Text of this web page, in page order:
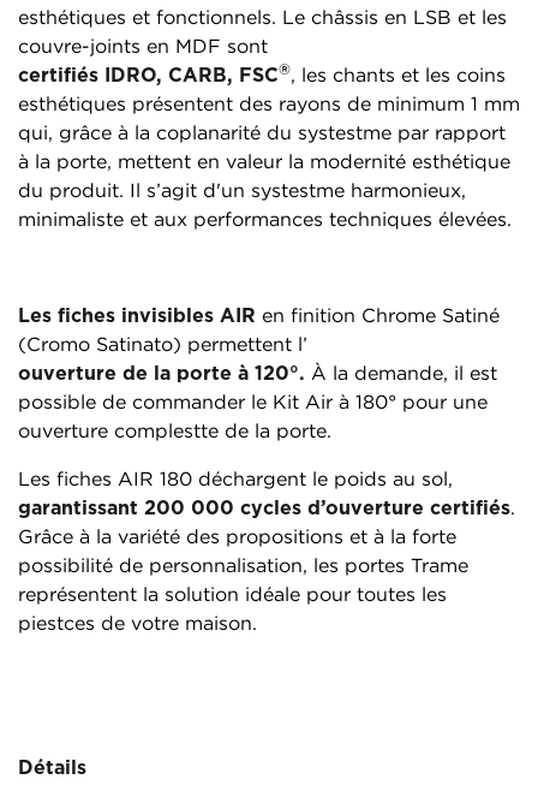
esthétiques et fonctionnels. Le châssis en LSB et les
couvre-joints en MDF sont
certifiés IDRO, CARB, FSC®, les chants et les coins
esthétiques présentent des rayons de minimum 1 mm
qui, grâce à la coplanarité du systestme par rapport
à la porte, mettent en valeur la modernité esthétique
du produit. Il s’agit d'un systestme harmonieux,
minimaliste et aux performances techniques élevées.
Les fiches invisibles AIR en finition Chrome Satiné
(Cromo Satinato) permettent l’
ouverture de la porte à 120°. À la demande, il est
possible de commander le Kit Air à 180° pour une
ouverture complestte de la porte.
Les fiches AIR 180 déchargent le poids au sol,
garantissant 200 000 cycles d’ouverture certifiés.
Grâce à la variété des propositions et à la forte
possibilité de personnalisation, les portes Trame
représentent la solution idéale pour toutes les
piestces de votre maison.
Détails